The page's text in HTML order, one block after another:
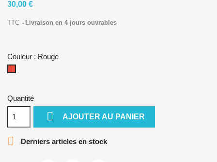
30,00 €
TTC Livraison en 4 jours ouvrables
Couleur : Rouge
Quantité
 AJOUTER AU PANIER
 Derniers articles en stock